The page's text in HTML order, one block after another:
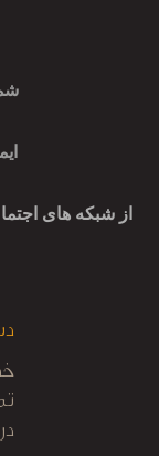
از شبکه های
سئو: